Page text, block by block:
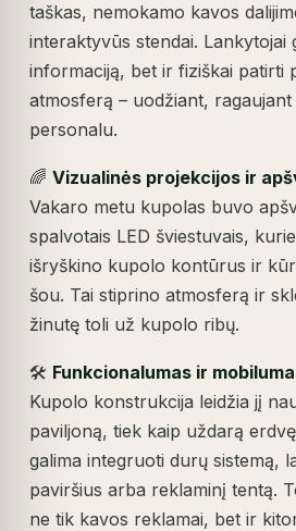
taškas, nemokamo kavos
interaktyvūs stendai. Lankytojai
informaciją, bet ir fiziškai patirti
atmosferą – uodžiant,
personalu.
🌈Vizualinės projekcijos ir
Vakaro metu kupolas buvo
spalvotais LED šviestuvais,
išryškino kupolo kontūrus ir
šou. Tai stiprino atmosferą ir
žinutę toli už kupolo ribų.
🛠️ Funkcionalumas ir
Kupolo konstrukcija leidžia jį
paviljoną, tiek kaip uždarą
galima integruoti durų sistemą,
paviršius arba reklaminį tentą.
ne tik kavos reklamai, bet ir